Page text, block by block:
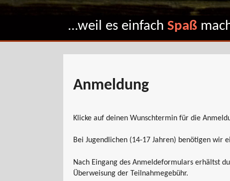
...weil es einfachSpaß
Anmeldung
Klicke auf deinen Wunschtermin für die
Bei Jugendlichen (14-17 Jahren) benötigen wir
Nach Eingang des Anmeldeformulars erhältst
Überweisung der Teilnahmegebühr.